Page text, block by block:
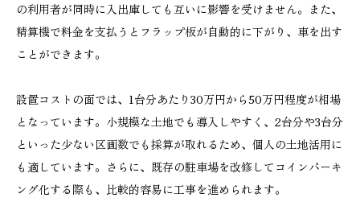
の利用者が同時に入出庫しても互いに影響を受けません。また、
精算機で料金を支払うとフラップ板が自動的に下がり、車を出す
ことができます。
設置コストの面では、1台分あたり30万円から50万円程度が相場
となっています。小規模な土地でも導入しやすく、2台分や3台分
といった少ない区画数でも採算が取れるため、個人の土地活用に
も適しています。さらに、既存の駐車場を改修してコインパーキ
ング化する際も、比較的容易に工事を進められます。